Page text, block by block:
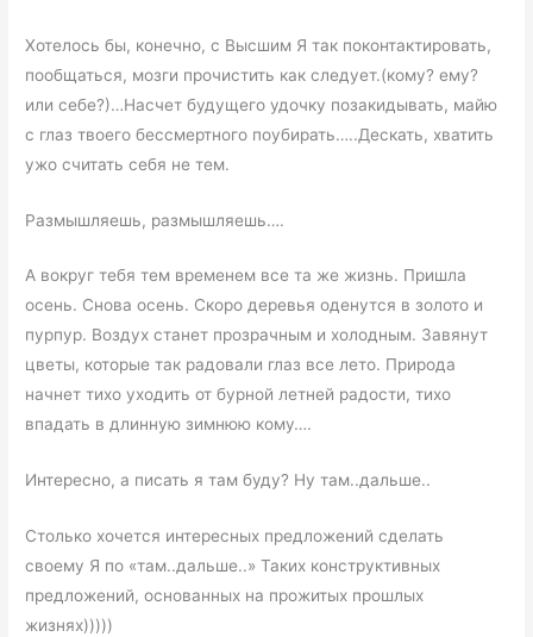
Хотелось бы, конечно, с Высшим Я так поконтактировать,
пообщаться, мозги прочистить как следует.(кому? ему?
или себе?)…Насчет будущего удочку позакидывать, майю
с глаз твоего бессмертного поубирать…..Дескать, хватить
ужо считать себя не тем.
Размышляешь, размышляешь….
А вокруг тебя тем временем все та же жизнь. Пришла
осень. Снова осень. Скоро деревья оденутся в золото и
пурпур. Воздух станет прозрачным и холодным. Завянут
цветы, которые так радовали глаз все лето. Природа
начнет тихо уходить от бурной летней радости, тихо
впадать в длинную зимнюю кому….
Интересно, а писать я там буду? Ну там..дальше..
Столько хочется интересных предложений сделать
своему Я по «там..дальше..» Таких конструктивных
предложений, основанных на прожитых прошлых
жизнях)))))